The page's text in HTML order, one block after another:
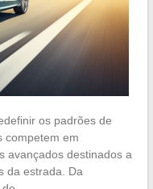
os padrões de
competem em
avançados destinados a
da estrada. Da